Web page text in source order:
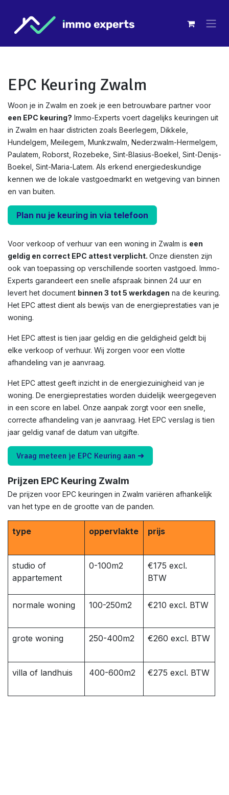
EPC Keuring Zwalm
Woon je in Zwalm en zoek je een betrouwbare partner voor
een EPC keuring? Immo-Experts voert dagelijks keuringen uit
in Zwalm en haar districten zoals Beerlegem, Dikkele,
Hundelgem, Meilegem, Munkzwalm, Nederzwalm-Hermelgem,
Paulatem, Roborst, Rozebeke, Sint-Blasius-Boekel, Sint-Denijs-
Boekel, Sint-Maria-Latem. Als erkend energiedeskundige
kennen we de lokale vastgoedmarkt en wetgeving van binnen
en van buiten.
Plan nu je keuring in via telefoon
Voor verkoop of verhuur van een woning in Zwalm is een
geldig en correct EPC attest verplicht. Onze diensten zijn
ook van toepassing op verschillende soorten vastgoed. Immo-
Experts garandeert een snelle afspraak binnen 24 uur en
levert het document binnen 3 tot 5 werkdagen na de keuring.
Het EPC attest dient als bewijs van de energieprestaties van je
woning.
Het EPC attest is tien jaar geldig en die geldigheid geldt bij
elke verkoop of verhuur. Wij zorgen voor een vlotte
afhandeling van je aanvraag.
Het EPC attest geeft inzicht in de energiezuinigheid van je
woning. De energieprestaties worden duidelijk weergegeven
in een score en label. Onze aanpak zorgt voor een snelle,
correcte afhandeling van je aanvraag. Het EPC verslag is tien
jaar geldig vanaf de datum van uitgifte.
Vraag meteen je EPC Keuring aan ➜
Prijzen EPC Keuring Zwalm
De prijzen voor EPC keuringen in Zwalm variëren afhankelijk
van het type en de grootte van de panden.
type oppervlakte prijs
studio of
appartement
0-100m2
€175 excl.
BTW
normale woning 100-250m2 €210 excl. BTW
grote woning 250-400m2 €260 excl. BTW
villa of landhuis 400-600m2 €275 excl. BTW